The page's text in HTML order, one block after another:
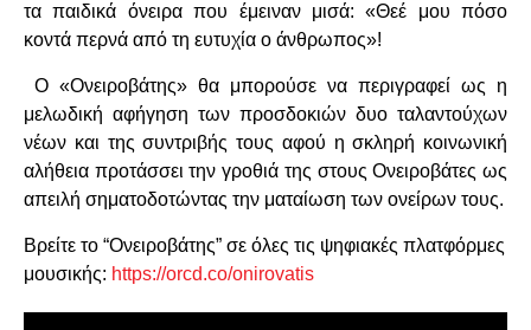
τα παιδικά όνειρα που έμειναν μισά: «Θεέ μου πόσο
κοντά περνά από τη ευτυχία ο άνθρωπος»!
Ο «Ονειροβάτης» θα μπορούσε να περιγραφεί ως η
μελωδική αφήγηση των προσδοκιών δυο ταλαντούχων
νέων και της συντριβής τους αφού η σκληρή κοινωνική
αλήθεια προτάσσει την γροθιά της στους Ονειροβάτες ως
απειλή σηματοδοτώντας την ματαίωση των ονείρων τους.
Βρείτε το “Ονειροβάτης” σε όλες τις ψηφιακές πλατφόρμες
μουσικής: https://orcd.co/onirovatis